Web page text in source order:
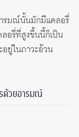
รมณ์นั้นมักมีแคลอรี่
ลอรี่ที่สูงขึ้นนี้ก็เป็น
ยู่ในภาวะอ้วน
ด้วยอารมณ์